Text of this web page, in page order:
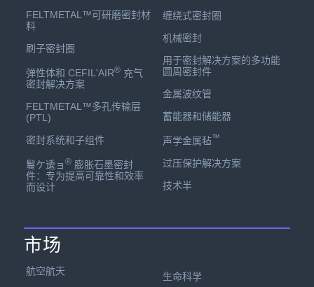
FELTMETAL™可研磨密封材
料
刷子密封圈
弹性体和 CEFIL'AIR®充气
密封解决方案
FELTMETAL™多孔传输层
(PTL)
密封系统和子组件
鬘ケ逶ョ ®膨胀石墨密封
件：专为提高可靠性和效率
而设计
缠绕式密封圈
机械密封
用于密封解决方案的多功能
圆周密封件
金属波纹管
蓄能器和储能器
声学金属毡™
过压保护解决方案
技术半
市场
航空航天
生命科学